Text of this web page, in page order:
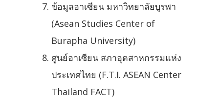
ข้อมูลอาเซียน มหาวิทยาลัยบูรพา
(Asean Studies Center of
Burapha University)
ศูนย์อาเซียน สภาอุตสาหกรรมแห่ง
ประเทศไทย (F.T.I. ASEAN Center
Thailand FACT)